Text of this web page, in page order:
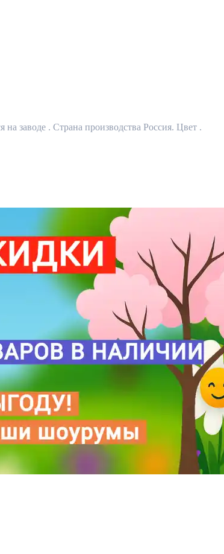
заводе . Страна производства Россия. Цвет .